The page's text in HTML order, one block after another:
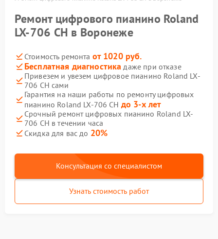
Ремонт цифрового пианино Roland
LX-706 CН в Воронеже
Стоимость ремонта от 1020 руб.
Бесплатная диагностика даже при отказе
Привезем и увезем цифровое пианино Roland LX-
706 CН сами
Гарантия на наши работы по ремонту цифровых
пианино Roland LX-706 CН до 3-х лет
Срочный ремонт цифровых пианино Roland LX-
706 CН в течении часа
Скидка для вас до 20%
Консультация со специалистом
Узнать стоимость работ